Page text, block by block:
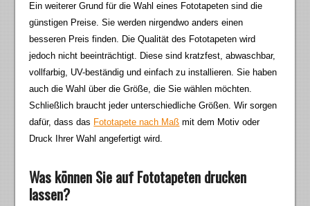
Ein weiterer Grund für die Wahl eines Fototapeten sind die
günstigen Preise. Sie werden nirgendwo anders einen
besseren Preis finden. Die Qualität des Fototapeten wird
jedoch nicht beeinträchtigt. Diese sind kratzfest, abwaschbar,
vollfarbig, UV-beständig und einfach zu installieren. Sie haben
auch die Wahl über die Größe, die Sie wählen möchten.
Schließlich braucht jeder unterschiedliche Größen. Wir sorgen
dafür, dass das Fototapete nach Maß mit dem Motiv oder
Druck Ihrer Wahl angefertigt wird.
Was können Sie auf Fototapeten drucken
lassen?